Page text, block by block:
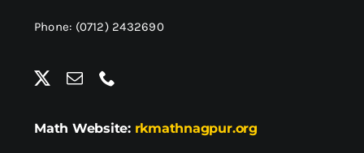
शास्त्र ग्रन्थ
अन्य प्रवर्ग
Phone: (0712) 2432690
Math Website: rkmathnagpur.org